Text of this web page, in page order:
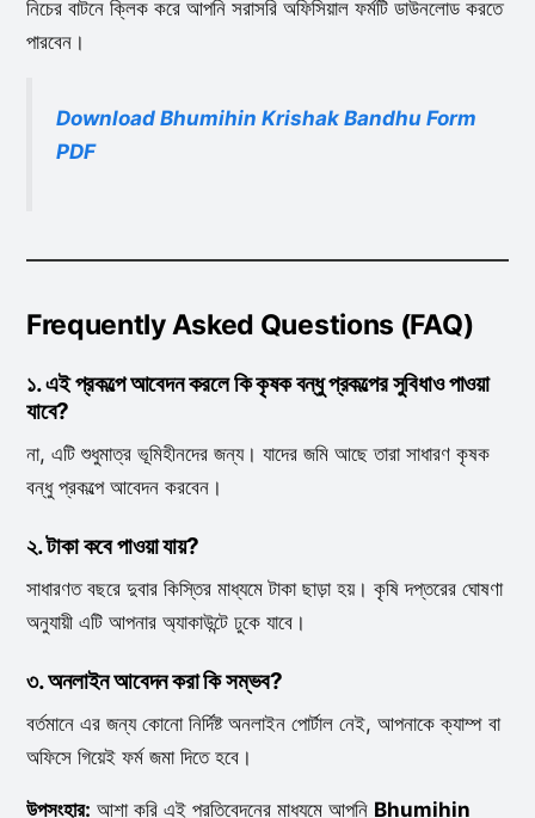
নিচের বাটনে ক্লিক করে আপনি সরাসরি অফিসিয়াল ফর্মটি ডাউনলোড করতে
পারবেন।
Download Bhumihin Krishak Bandhu Form
PDF
Frequently Asked Questions (FAQ)
১. এই প্রকল্পে আবেদন করলে কি কৃষক বন্ধু প্রকল্পের সুবিধাও পাওয়া
যাবে?
না, এটি শুধুমাত্র ভূমিহীনদের জন্য। যাদের জমি আছে তারা সাধারণ কৃষক
বন্ধু প্রকল্পে আবেদন করবেন।
২. টাকা কবে পাওয়া যায়?
সাধারণত বছরে দুবার কিস্তির মাধ্যমে টাকা ছাড়া হয়। কৃষি দপ্তরের ঘোষণা
অনুযায়ী এটি আপনার অ্যাকাউন্টে ঢুকে যাবে।
৩. অনলাইন আবেদন করা কি সম্ভব?
বর্তমানে এর জন্য কোনো নির্দিষ্ট অনলাইন পোর্টাল নেই, আপনাকে ক্যাম্প বা
অফিসে গিয়েই ফর্ম জমা দিতে হবে।
উপসংহার: আশা করি এই প্রতিবেদনের মাধ্যমে আপনি Bhumihin